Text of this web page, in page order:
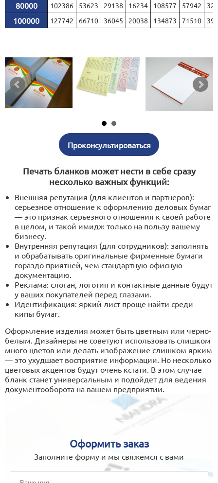
80000 102386 53623 29138 16234 108577 57942
100000 127742 66710 36045 20038 134873 71510
Проконсультироваться
Печать бланков может нести в себе сразу
несколько важных функций:
Внешняя репутация (для клиентов и партнеров):
серьезное отношение к оформлению деловых бумаг
— это признак серьезного отношения к своей работе
в целом, и такой имидж только на пользу вашему
бизнесу.
Внутренняя репутация (для сотрудников): заполнять
и обрабатывать оригинальные фирменные бумаги
гораздо приятней, чем стандартную офисную
документацию.
Реклама: слоган, логотип и контактные данные будут
у ваших покупателей перед глазами.
Идентификация: яркий лист проще найти среди
кипы бумаг.
Оформление изделия может быть цветным или черно-
белым. Дизайнеры не советуют использовать слишком
много цветов или делать изображение слишком ярким
— это ухудшает восприятие информации. Но несколько
цветовых акцентов будут очень кстати. В этом случае
бланк станет универсальным и подойдет для ведения
документооборота на вашем предприятии.
Оформить заказ
Заполните форму и мы свяжемся с вами